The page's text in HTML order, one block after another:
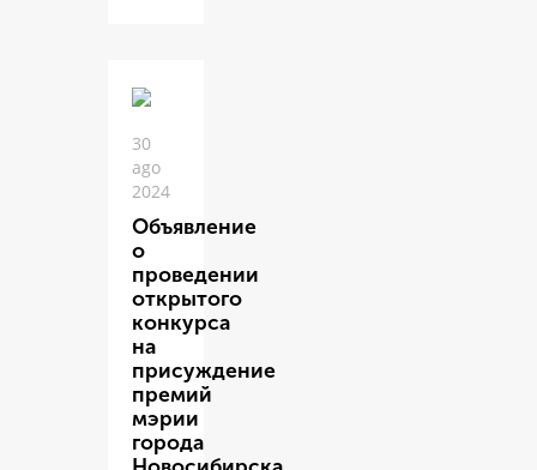
30
ago
2024
Объявление
о
проведении
открытого
конкурса
на
присуждение
премий
мэрии
города